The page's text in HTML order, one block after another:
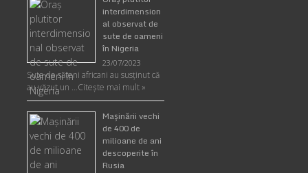
interdimension
al observat de
sute de oameni
în Nigeria
23/07/2023
Sute de săteni africani au susținut că
au văzut un …Citește mai mult »
Maşinării vechi
de 400 de
milioane de ani
descoperite în
Rusia